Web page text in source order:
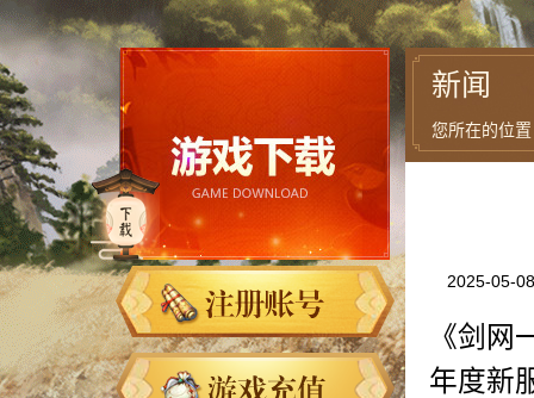
新闻
您所在的位
2025-05-
《剑网
年度新